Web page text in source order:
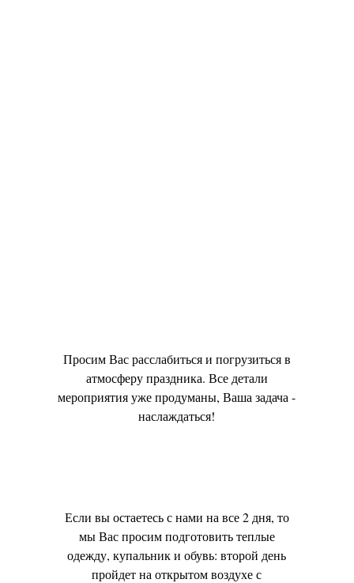
Просим Вас расслабиться и погрузиться в
атмосферу праздника. Все детали
мероприятия уже продуманы, Ваша задача -
наслаждаться!
Если вы остаетесь с нами на все 2 дня, то
мы Вас просим подготовить теплые
одежду, купальник и обувь: второй день
пройдет на открытом воздухе с